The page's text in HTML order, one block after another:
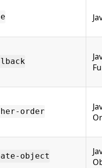
order
object